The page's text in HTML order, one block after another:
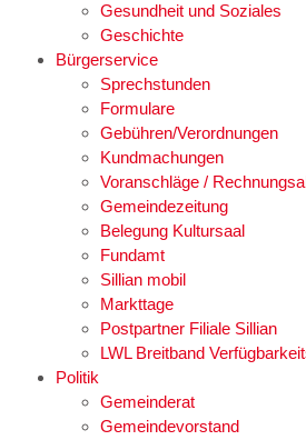
Gesundheit und Soziales
Geschichte
Bürgerservice
Sprechstunden
Formulare
Gebühren/Verordnungen
Kundmachungen
Voranschläge /
Gemeindezeitung
Belegung Kultursaal
Fundamt
Sillian mobil
Markttage
Postpartner Filiale Sillian
LWL Breitband
Politik
Gemeinderat
Gemeindevorstand